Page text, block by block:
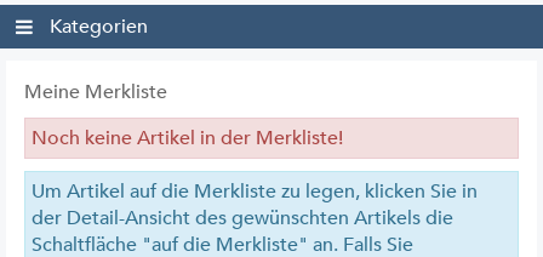
Kategorien
Meine Merkliste
Noch keine Artikel in der Merkliste!
Um Artikel auf die Merkliste zu legen, klicken Sie in
der Detail-Ansicht des gewünschten Artikels die
Schaltfläche "auf die Merkliste" an. Falls Sie